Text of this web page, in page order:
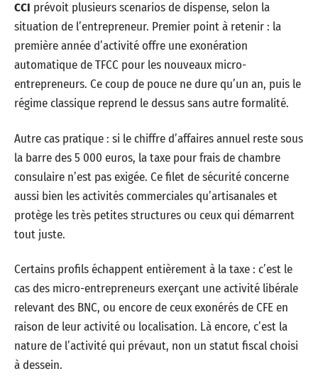
CCI prévoit plusieurs scenarios de dispense, selon la
situation de l’entrepreneur. Premier point à retenir : la
première année d’activité offre une exonération
automatique de TFCC pour les nouveaux micro-
entrepreneurs. Ce coup de pouce ne dure qu’un an, puis le
régime classique reprend le dessus sans autre formalité.
Autre cas pratique : si le chiffre d’affaires annuel reste sous
la barre des 5 000 euros, la taxe pour frais de chambre
consulaire n’est pas exigée. Ce filet de sécurité concerne
aussi bien les activités commerciales qu’artisanales et
protège les très petites structures ou ceux qui démarrent
tout juste.
Certains profils échappent entièrement à la taxe : c’est le
cas des micro-entrepreneurs exerçant une activité libérale
relevant des BNC, ou encore de ceux exonérés de CFE en
raison de leur activité ou localisation. Là encore, c’est la
nature de l’activité qui prévaut, non un statut fiscal choisi
à dessein.